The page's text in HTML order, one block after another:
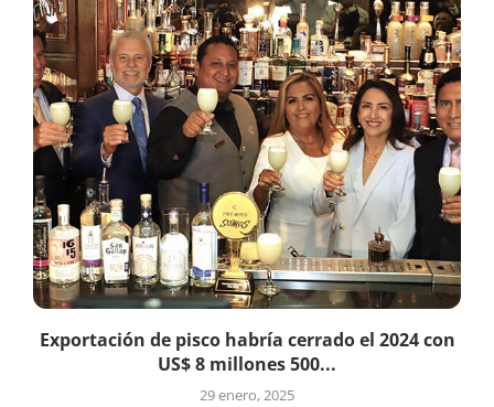
Exportación de pisco habría cerrado el 2024 con
US$ 8 millones 500...
29 enero, 2025